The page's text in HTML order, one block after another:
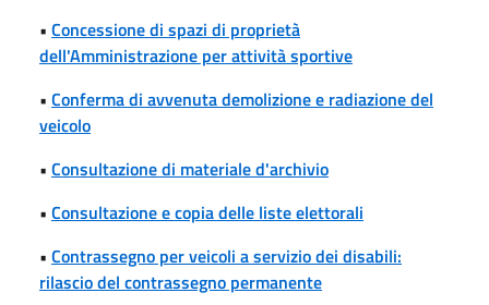
• Concessione di spazi di proprietà
dell'Amministrazione per attività sportive
• Conferma di avvenuta demolizione e radiazione del
veicolo
• Consultazione di materiale d'archivio
• Consultazione e copia delle liste elettorali
• Contrassegno per veicoli a servizio dei disabili:
rilascio del contrassegno permanente